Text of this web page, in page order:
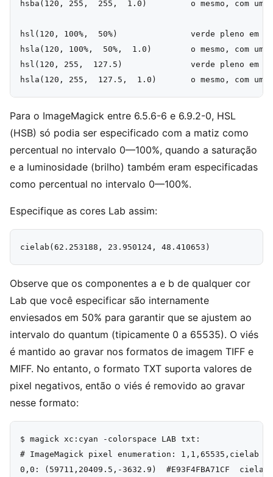
hsba(120, 255,  255,  1.0)         o mesmo, com um
hsl(120, 100%,  50%)               verde pleno em
hsla(120, 100%,  50%,  1.0)        o mesmo, com
hsl(120, 255,  127.5)              verde pleno em
Para o ImageMagick entre 6.5.6-6 e 6.9.2-0, HSL
(HSB) só podia ser especificado com a matiz como
percentual no intervalo 0—100%, quando a saturação
e a luminosidade (brilho) também eram especificadas
como percentual no intervalo 0—100%.
Especifique as cores Lab assim:
Observe que os componentes a e b de qualquer cor
Lab que você especificar são internamente
enviesados em 50% para garantir que se ajustem ao
intervalo do quantum (tipicamente 0 a 65535). O viés
é mantido ao gravar nos formatos de imagem TIFF e
MIFF. No entanto, o formato TXT suporta valores de
pixel negativos, então o viés é removido ao gravar
nesse formato:
$ magick xc:cyan -colorspace LAB txt:
# ImageMagick pixel enumeration: 1,1,65535,cielab
0,0: (59711,20409.5,-3632.9)  #E93F4FBA71CF